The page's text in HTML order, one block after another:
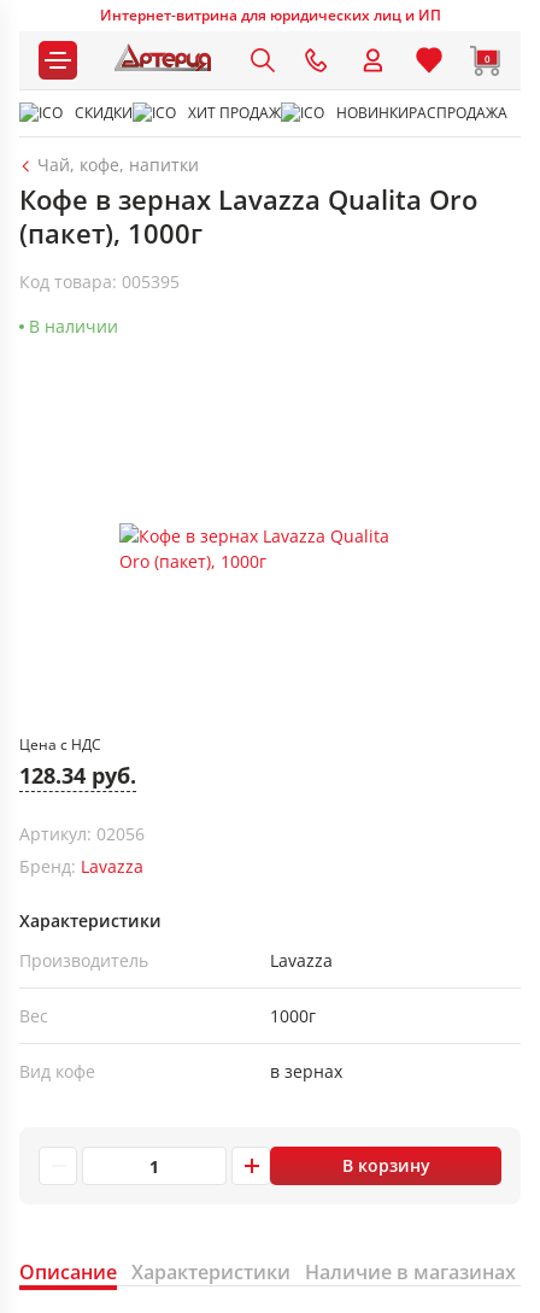
Интернет-витрина для юридических лиц и ИП
0
СКИДКИ ХИТ ПРОДАЖ НОВИНКИРАСПРОДАЖА
Чай, кофе, напитки
Кофе в зернах Lavazza Qualita Oro
(пакет), 1000г
Код товара: 005395
В наличии
Цена с НДС
128.34 руб.
Артикул: 02056
Бренд: Lavazza
Характеристики
Производитель
Lavazza
Вес 1000г
Вид кофе в зернах
В корзину
Описание Характеристики Наличие в магазинах